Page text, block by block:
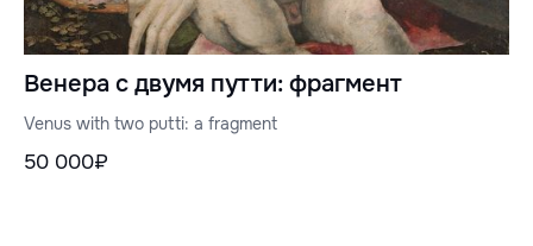
Венера с двумя путти: фрагмент
Venus with two putti: a fragment
50 000₽